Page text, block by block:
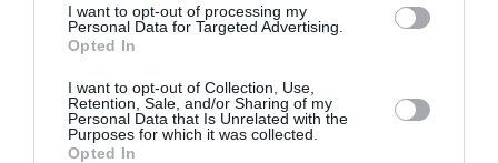
I want to opt-out of processing my
Personal Data for Targeted Advertising.
Opted In
I want to opt-out of Collection, Use,
Retention, Sale, and/or Sharing of my
Personal Data that Is Unrelated with the
Purposes for which it was collected.
Opted In